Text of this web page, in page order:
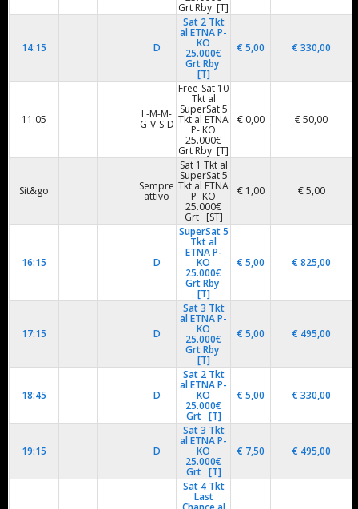
Grt Rby [T]
14:15 D
Sat 2 Tkt
al ETNA P-
KO
25.000€
Grt Rby
[T]
€ 5,00 € 330,00
11:05 L-M-M-
G-V-S-D
Free-Sat 10
Tkt al
SuperSat 5
Tkt al ETNA
P- KO
25.000€
Grt Rby [T]
€ 0,00 € 50,00
Sit&go Sempre
attivo
Sat 1 Tkt al
SuperSat 5
Tkt al ETNA
P- KO
25.000€
Grt [ST]
€ 1,00 € 5,00
16:15 D
SuperSat 5
Tkt al
ETNA P-
KO
25.000€
Grt Rby
[T]
€ 5,00 € 825,00
17:15 D
Sat 3 Tkt
al ETNA P-
KO
25.000€
Grt Rby
[T]
€ 5,00 € 495,00
18:45 D
Sat 2 Tkt
al ETNA P-
KO
25.000€
Grt [T]
€ 5,00 € 330,00
19:15 D
Sat 3 Tkt
al ETNA P-
KO
25.000€
Grt [T]
€ 7,50 € 495,00
Sat 4 Tkt
Last